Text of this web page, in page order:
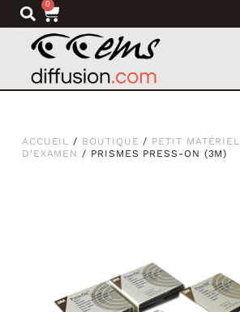
0
ACCUEIL / BOUTIQUE / PETIT MATÉRIEL
D'EXAMEN / PRISMES PRESS-ON (3M)